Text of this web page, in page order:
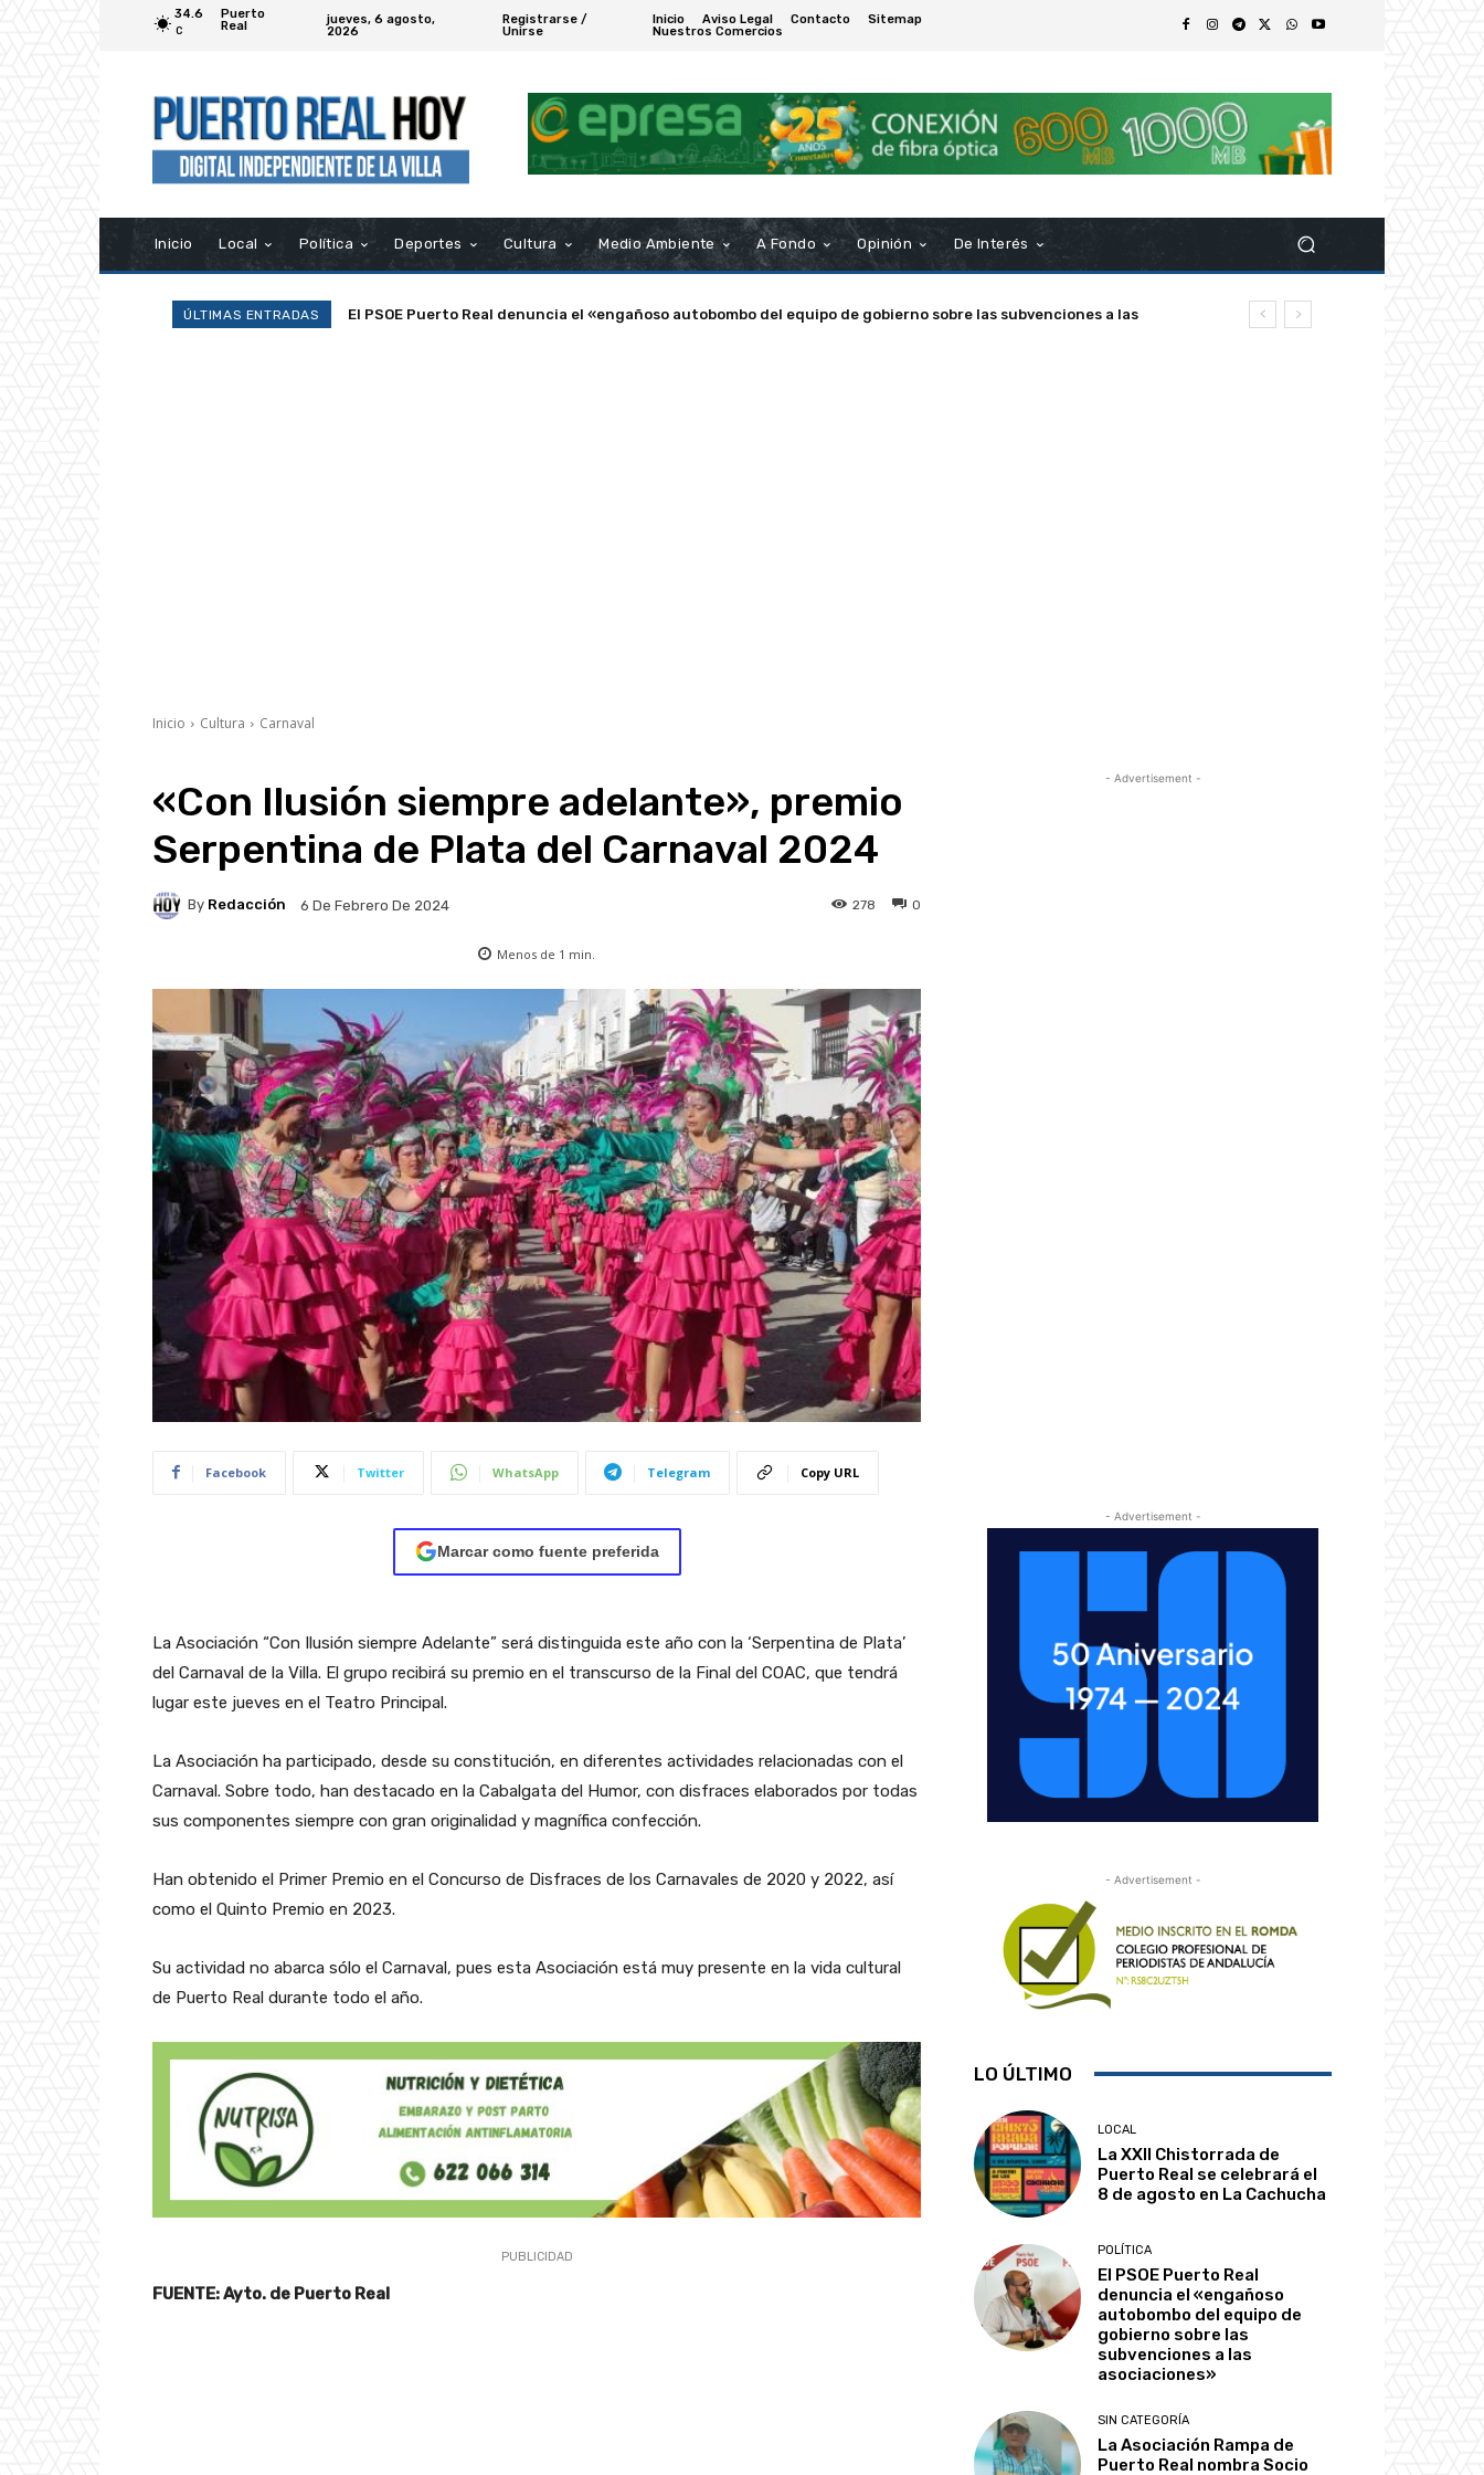
34.6
C
Puerto
Real
jueves, 6 agosto,
2026
Registrarse /
Unirse
Inicio Aviso Legal Contacto
Sitemap
Nuestros Comercios
Inicio Local Política Deportes Cultura Medio Ambiente A Fondo Opinión De Interés
ÚLTIMAS ENTRADAS
El PSOE Puerto Real denuncia el «engañoso autobombo del equipo de gobierno sobre las subvenciones a las
La Asociación Rampa de Puerto Real nombra Socio de Honor a Manuel Rosendo Sánchez
Inicio Cultura Carnaval
«Con Ilusión siempre adelante», premio
Serpentina de Plata del Carnaval 2024
By Redacción 6 De Febrero De 2024 0
278
Menos de 1 min.
Facebook Twitter WhatsApp Telegram Copy URL
Marcar como fuente preferida
La Asociación “Con Ilusión siempre Adelante” será distinguida este año con la ‘Serpentina de Plata’
del Carnaval de la Villa. El grupo recibirá su premio en el transcurso de la Final del COAC, que tendrá
lugar este jueves en el Teatro Principal.
La Asociación ha participado, desde su constitución, en diferentes actividades relacionadas con el
Carnaval. Sobre todo, han destacado en la Cabalgata del Humor, con disfraces elaborados por todas
sus componentes siempre con gran originalidad y magnífica confección.
Han obtenido el Primer Premio en el Concurso de Disfraces de los Carnavales de 2020 y 2022, así
como el Quinto Premio en 2023.
Su actividad no abarca sólo el Carnaval, pues esta Asociación está muy presente en la vida cultural
de Puerto Real durante todo el año.
PUBLICIDAD
FUENTE: Ayto. de Puerto Real
- Advertisement -
- Advertisement -
- Advertisement -
LO ÚLTIMO
LOCAL
La XXII Chistorrada de
Puerto Real se celebrará el
8 de agosto en La Cachucha
POLÍTICA
El PSOE Puerto Real
denuncia el «engañoso
autobombo del equipo de
gobierno sobre las
subvenciones a las
asociaciones»
SIN CATEGORÍA
La Asociación Rampa de
Puerto Real nombra Socio